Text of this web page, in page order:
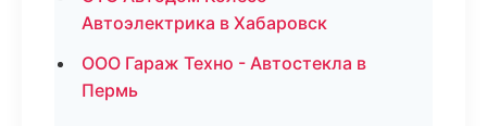
Автоэлектрика в Хабаровск
ООО Гараж Техно - Автостекла в
Пермь